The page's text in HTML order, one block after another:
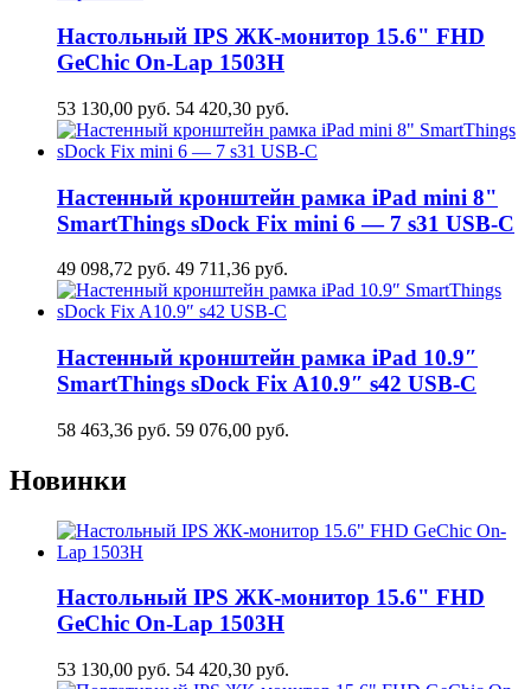
Настольный IPS ЖК-монитор 15.6" FHD
GeСhic On-Lap 1503H
53 130,00 руб. 54 420,30 руб.
Настенный кронштейн рамка iPad mini 8"
SmartThings sDock Fix mini 6 — 7 s31 USB-C
49 098,72 руб. 49 711,36 руб.
Настенный кронштейн рамка iPad 10.9″
SmartThings sDock Fix A10.9″ s42 USB-C
58 463,36 руб. 59 076,00 руб.
Новинки
Настольный IPS ЖК-монитор 15.6" FHD
GeСhic On-Lap 1503H
53 130,00 руб. 54 420,30 руб.